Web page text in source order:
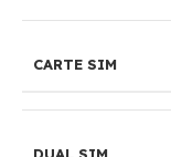
CARTE SIM